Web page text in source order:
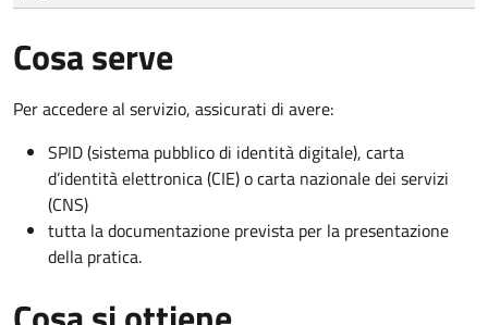
Cosa serve
Per accedere al servizio, assicurati di avere:
SPID (sistema pubblico di identità digitale), carta
d’identità elettronica (CIE) o carta nazionale dei servizi
(CNS)
tutta la documentazione prevista per la presentazione
della pratica.